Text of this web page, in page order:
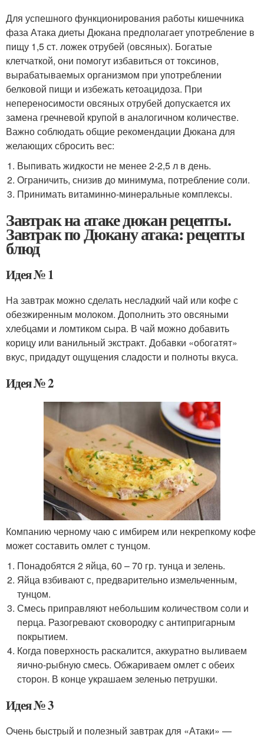
Для успешного функционирования работы кишечника
фаза Атака диеты Дюкана предполагает употребление в
пищу 1,5 ст. ложек отрубей (овсяных). Богатые
клетчаткой, они помогут избавиться от токсинов,
вырабатываемых организмом при употреблении
белковой пищи и избежать кетоацидоза. При
непереносимости овсяных отрубей допускается их
замена гречневой крупой в аналогичном количестве.
Важно соблюдать общие рекомендации Дюкана для
желающих сбросить вес:
Выпивать жидкости не менее 2-2,5 л в день.
Ограничить, снизив до минимума, потребление соли.
Принимать витаминно-минеральные комплексы.
Завтрак на атаке дюкан рецепты.
Завтрак по Дюкану атака: рецепты
блюд
Идея № 1
На завтрак можно сделать несладкий чай или кофе с
обезжиренным молоком. Дополнить это овсяными
хлебцами и ломтиком сыра. В чай можно добавить
корицу или ванильный экстракт. Добавки «обогатят»
вкус, придадут ощущения сладости и полноты вкуса.
Идея № 2
Компанию черному чаю с имбирем или некрепкому кофе
может составить омлет с тунцом.
Понадобятся 2 яйца, 60 – 70 гр. тунца и зелень.
Яйца взбивают с, предварительно измельченным,
тунцом.
Смесь приправляют небольшим количеством соли и
перца. Разогревают сковородку с антипригарным
покрытием.
Когда поверхность раскалится, аккуратно выливаем
яично-рыбную смесь. Обжариваем омлет с обеих
сторон. В конце украшаем зеленью петрушки.
Идея № 3
Очень быстрый и полезный завтрак для «Атаки» —